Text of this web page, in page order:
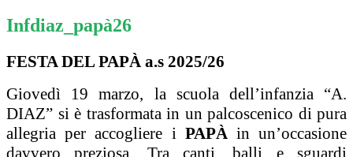
Infdiaz_papà26
FESTA DEL PAPÀ a.s 2025/26
Giovedì 19 marzo, la scuola dell’infanzia “A.
DIAZ” si è trasformata in un palcoscenico di pura
allegria per accogliere i PAPÀin un’occasione
davvero preziosa. Tra canti, balli e sguardi